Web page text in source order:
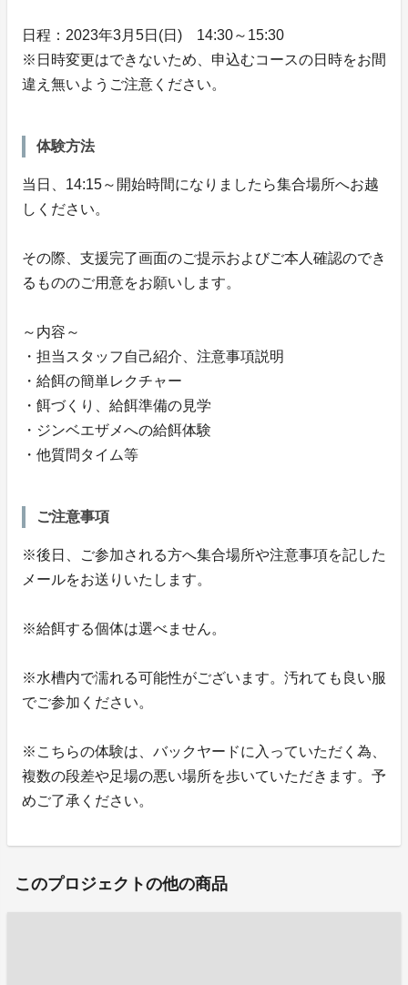
日程：2023年3月5日(日) 14:30～15:30
※日時変更はできないため、申込むコースの日時をお間
違え無いようご注意ください。
体験方法
当日、14:15～開始時間になりましたら集合場所へお越
しください。
その際、支援完了画面のご提示およびご本人確認のでき
るもののご用意をお願いします。
～内容～
・担当スタッフ自己紹介、注意事項説明
・給餌の簡単レクチャー
・餌づくり、給餌準備の見学
・ジンベエザメへの給餌体験
・他質問タイム等
ご注意事項
※後日、ご参加される方へ集合場所や注意事項を記した
メールをお送りいたします。
※給餌する個体は選べません。
※水槽内で濡れる可能性がございます。汚れても良い服
でご参加ください。
※こちらの体験は、バックヤードに入っていただく為、
複数の段差や足場の悪い場所を歩いていただきます。予
めご了承ください。
このプロジェクトの他の商品